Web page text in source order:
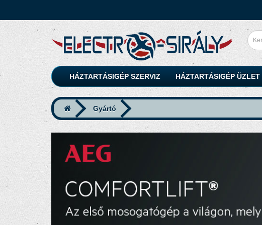
HÁZTARTÁSIGÉP SZERVIZ HÁZTARTÁSIGÉP ÜZLET
Gyártó